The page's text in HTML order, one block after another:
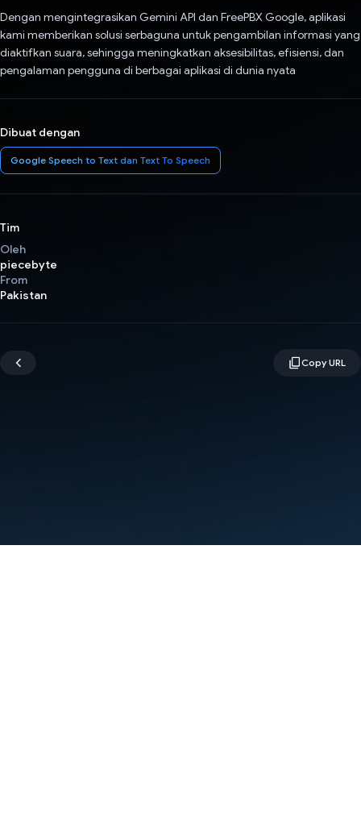
Dengan mengintegrasikan Gemini API dan FreePBX Google, aplikasi
kami memberikan solusi serbaguna untuk pengambilan informasi yang
diaktifkan suara, sehingga meningkatkan aksesibilitas, efisiensi, dan
pengalaman pengguna di berbagai aplikasi di dunia nyata
Dibuat dengan
Google Speech to Text dan Text To Speech
Tim
Oleh
piecebyte
From
Pakistan